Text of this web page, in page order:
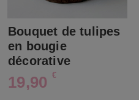
Bouquet de tulipes
en bougie
décorative
19,90 €